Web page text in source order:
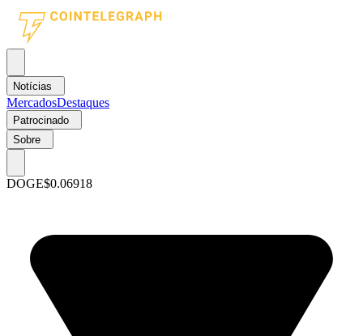
Notícias
MercadosDestaques
Patrocinado
Sobre
DOGE$0.06918